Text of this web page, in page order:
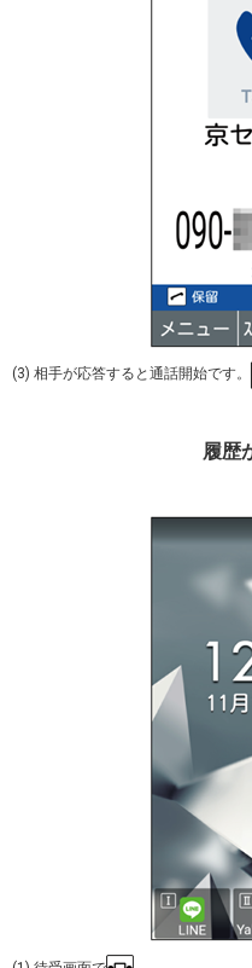
(3) 相手が応答すると通話開始です。
履歴